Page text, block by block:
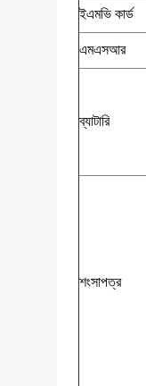
ইএমভি কার্ড
এমএসআর
ব্যাটারি
শংসাপত্র